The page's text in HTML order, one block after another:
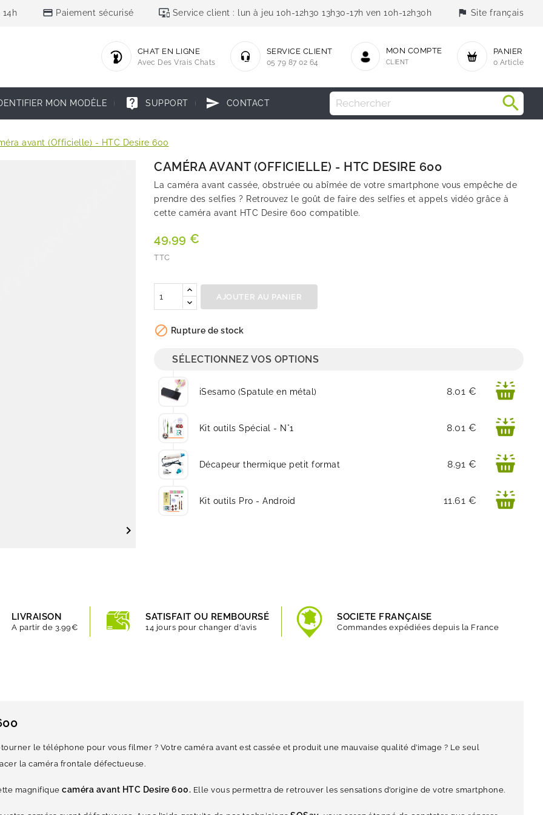
credit_card Paiement sécurisé important_devices Service client : lun à jeu 10h-12h30 13h30-17h ven 10h-12h30h flag Site français
PANIER
0 Article
MON COMPTE
CLIENT
SERVICE CLIENT
05 79 87 02 64
CHAT EN LIGNE
Avec Des Vrais Chats
MON MODÈLE live_help SUPPORT send CONTACT
avant (Officielle) - HTC Desire 600

CAMÉRA AVANT (OFFICIELLE) - HTC DESIRE 600
La caméra avant cassée, obstruée ou abîmée de votre smartphone vous empêche de
prendre des selfies ? Retrouvez le goût de faire des selfies et appels vidéo grâce à
cette caméra avant HTC Desire 600 compatible.
49,99 €
TTC
AJOUTER AU PANIER
 Rupture de stock
SÉLECTIONNEZ VOS OPTIONS
iSesamo (Spatule en métal) Prix
8.01 €
Kit outils Spécial - N°1 Prix
8.01 €
Décapeur thermique petit format Prix
8.91 €
Kit outils Pro - Android Prix
11.61 €
LIVRAISON
A partir de 3.99€
SATISFAIT OU REMBOURSÉ
14 jours pour changer d'avis
SOCIETE FRANÇAISE
Commandes expédiées depuis la France
le téléphone pour vous filmer ? Votre caméra avant est cassée et produit une mauvaise qualité d’image ? Le seul
la caméra frontale défectueuse.
magnifique caméra avant HTC Desire 600. Elle vous permettra de retrouver les sensations d’origine de votre smartphone.